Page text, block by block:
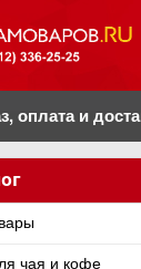
оплата и
чая и кофе